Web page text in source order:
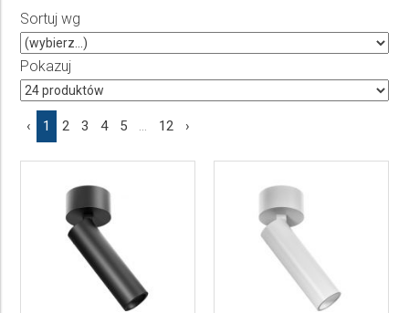
Producent
Wybierz producenta
Cena
Sortuj wg
Pokazuj
‹ 1 2 3 4 5 ... 12 ›